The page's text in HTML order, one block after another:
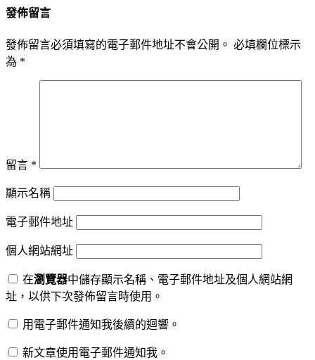
發佈留言
發佈留言必須填寫的電子郵件地址不會公開。 必填欄位標示
為 *
留言 *
顯示名稱
電子郵件地址
個人網站網址
在瀏覽器中儲存顯示名稱、電子郵件地址及個人網站網
址，以供下次發佈留言時使用。
用電子郵件通知我後續的迴響。
新文章使用電子郵件通知我。